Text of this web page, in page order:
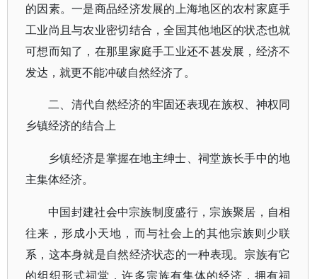
的因素。一是商品经济发展的上海地区的农村家庭手
工业尚且与农业密切结合，全国其他地区的状态也就
可想而知了，在那里家庭手工业还不甚发展，经济不
发达，就更不能冲破自然经济了。
二、清代自然经济的牢固还表现在族权、神权同
乡镇经济的结合上
乡镇经济是掌握在地主绅士、祠堂族长手中的地
主集体经济。
中国封建社会中宗族制度盛行，宗族聚居，自相
往来，形成小天地，而与社会上的其他宗族则少联
系，这本身就是自然经济状态的一种表现。宗族有它
的组织形式祠堂，许多宗族有集体的经济，拥有祠